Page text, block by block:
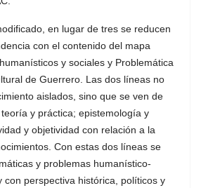
en lugar de tres se reducen
con el contenido del mapa
y sociales y Problemática
de Guerrero. Las dos líneas no
aislados, sino que se ven de
y práctica; epistemología y
y objetividad con relación a la
Con estas dos líneas se
y problemas humanístico-
con perspectiva histórica, políticos y